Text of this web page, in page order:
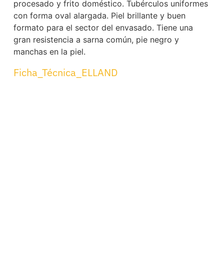
procesado y frito doméstico. Tubérculos uniformes
con forma oval alargada. Piel brillante y buen
formato para el sector del envasado. Tiene una
gran resistencia a sarna común, pie negro y
manchas en la piel.
Ficha_Técnica_ELLAND